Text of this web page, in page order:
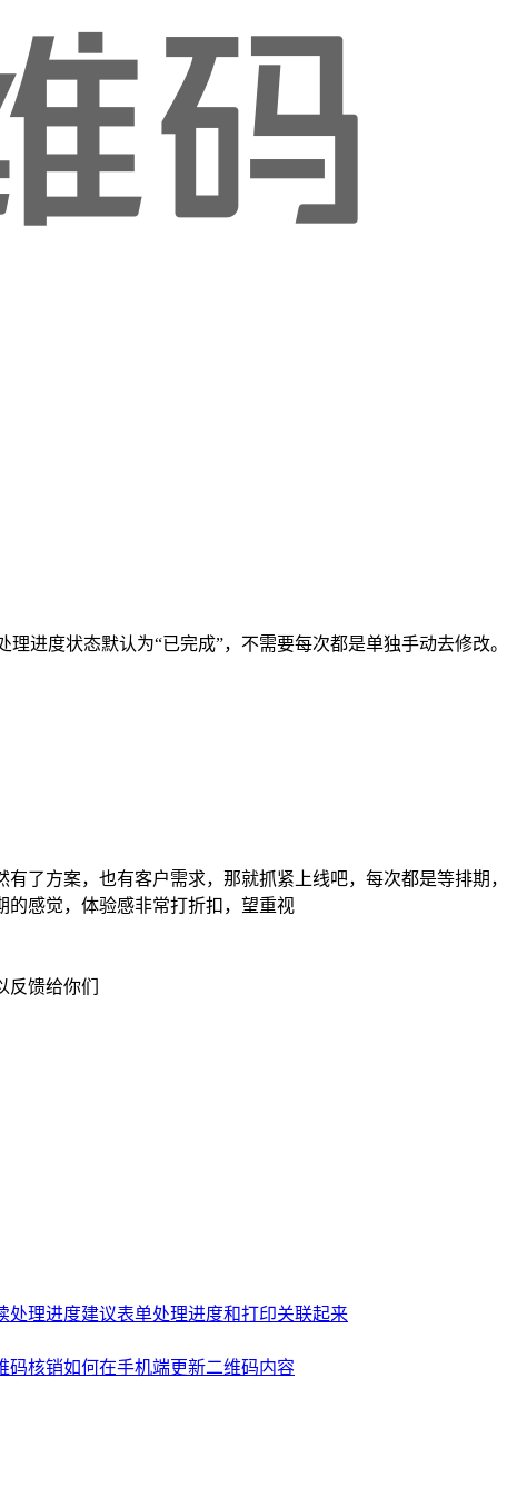
进度状态默认为“已完成”，不需要每次都是单独手动去修改。
了方案，也有客户需求，那就抓紧上线吧，每次都是等排期，
的感觉，体验感非常打折扣，望重视
馈给你们
处理进度建议表单处理进度和打印关联起来
码核销如何在手机端更新二维码内容